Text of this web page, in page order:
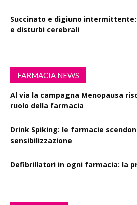
Succinato e digiuno
e disturbi cerebrali
FARMACIA NEWS
Al via la campagna Menopausa
ruolo della farmacia
Drink Spiking: le farmacie
sensibilizzazione
Defibrillatori in ogni farmacia: la